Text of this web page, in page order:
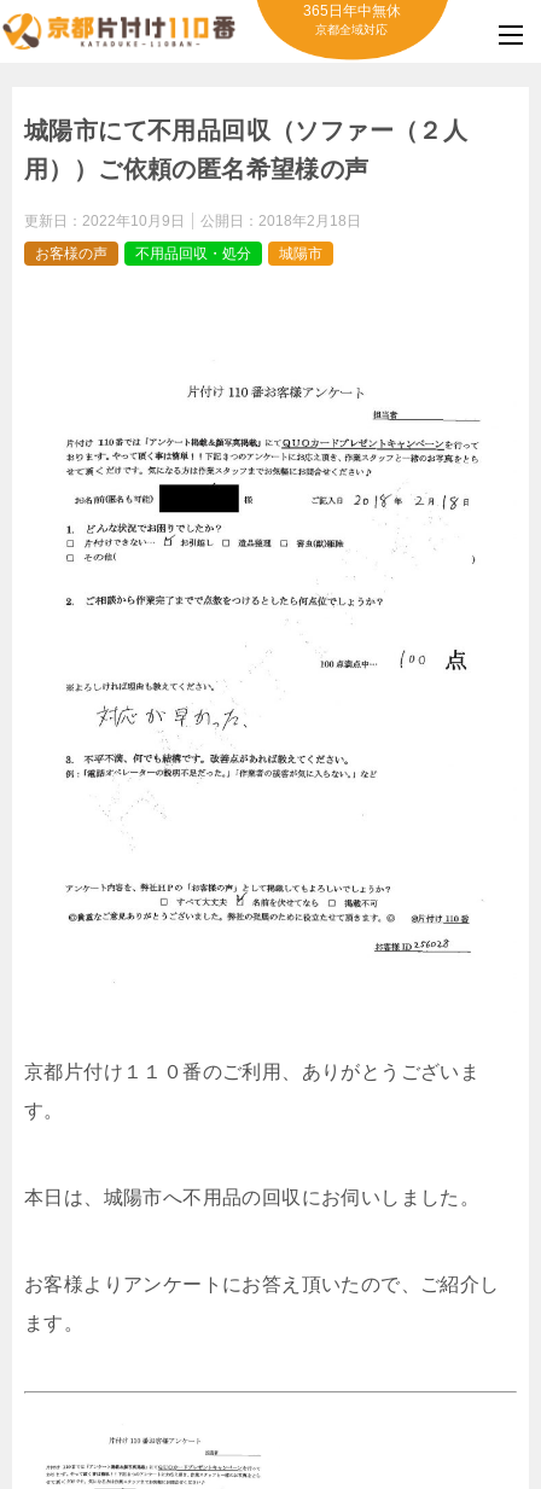
365日年中無休
京都全域対応
城陽市にて不用品回収（ソファー（２人
用））ご依頼の匿名希望様の声
更新日： 2022年10月9日 公開日： 2018年2月18日
お客様の声
不用品回収・処分 城陽市
京都片付け１１０番のご利用、ありがとうございま
す。
本日は、城陽市へ不用品の回収にお伺いしました。
お客様よりアンケートにお答え頂いたので、ご紹介し
ます。